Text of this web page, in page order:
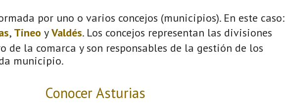
por uno o varios concejos (municipios). En este caso:
, Tineo yValdés. Los concejos representan las divisiones
de la comarca y son responsables de la gestión de los
municipio.
Conocer Asturias